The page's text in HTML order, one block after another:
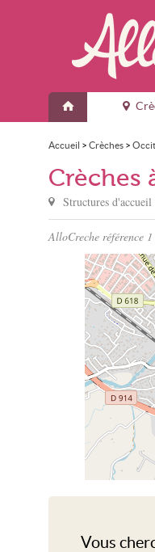
Accueil > Crèches >
Crèches
Structures
AlloCreche référence
Vous